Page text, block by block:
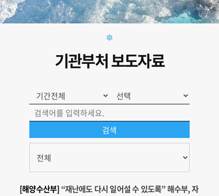
기관부처 보도자료
[해양수산부] “재난에도 다시 일어설 수 있도록” 해수부, 자